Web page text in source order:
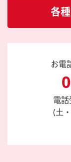
各
お電
電
(土